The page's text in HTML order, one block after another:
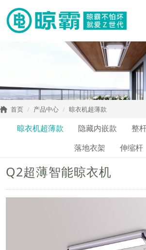
首页 产品中心 晾衣机超薄款
晾衣机超薄款 隐藏内嵌款 整
落地衣架
伸缩杆
Q2超薄智能晾衣机